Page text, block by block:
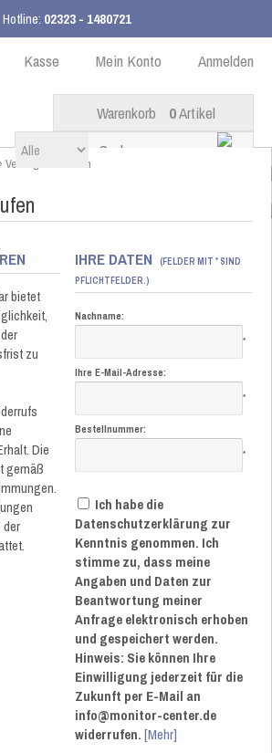
Hotline: 02323 - 1480721
ab 99,00 € innerhalb DE Anmelden
Mein Konto
Kasse
Warenkorb 0Artikel
Vertrag widerrufen
bietet
zu
Die
gemäß
der
IHRE DATEN(FELDER MIT * SIND
PFLICHTFELDER.)
Nachname:
*
Ihre E-Mail-Adresse:
*
Bestellnummer:
*
Ich habe die
Datenschutzerklärung zur
Kenntnis genommen. Ich
stimme zu, dass meine
Angaben und Daten zur
Beantwortung meiner
Anfrage elektronisch erhoben
und gespeichert werden.
Hinweis: Sie können Ihre
Einwilligung jederzeit für die
Zukunft per E-Mail an
info@monitor-center.de
widerrufen.[Mehr]